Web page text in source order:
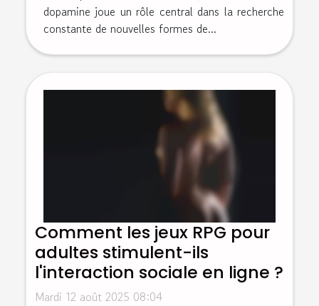
dopamine joue un rôle central dans la recherche
constante de nouvelles formes de...
Comment les jeux RPG pour
adultes stimulent-ils
l'interaction sociale en ligne ?
Mardi 12 août 2025 08:04